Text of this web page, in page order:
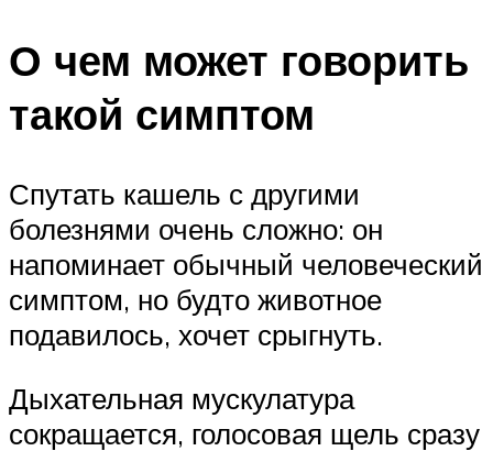
О чем может говорить
такой симптом
Спутать кашель с другими
болезнями очень сложно: он
напоминает обычный человеческий
симптом, но будто животное
подавилось, хочет срыгнуть.
Дыхательная мускулатура
сокращается, голосовая щель сразу